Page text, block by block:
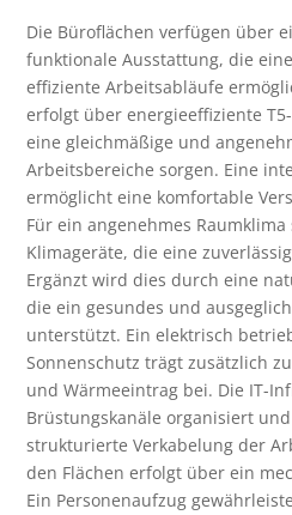
Die Büroflächen verfügen über
funktionale Ausstattung, die
effiziente Arbeitsabläufe
erfolgt über energieeffiziente
eine gleichmäßige und
Arbeitsbereiche sorgen. Eine
ermöglicht eine komfortable
Für ein angenehmes
Klimageräte, die eine
Ergänzt wird dies durch eine
die ein gesundes und
unterstützt. Ein elektrisch
Sonnenschutz trägt zusätzlich
und Wärmeeintrag bei. Die IT-
Brüstungskanäle organisiert
strukturierte Verkabelung der
den Flächen erfolgt über ein
Ein Personenaufzug